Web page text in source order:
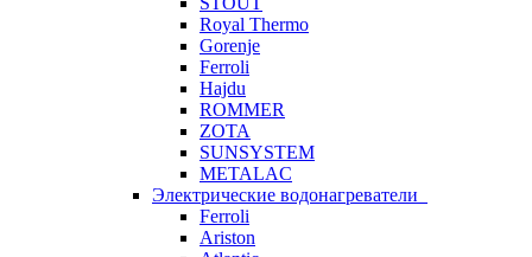
Royal Thermo
Gorenje
Ferroli
Hajdu
ROMMER
ZOTA
SUNSYSTEM
METALAC
Электрические водонагреватели
Ferroli
Ariston